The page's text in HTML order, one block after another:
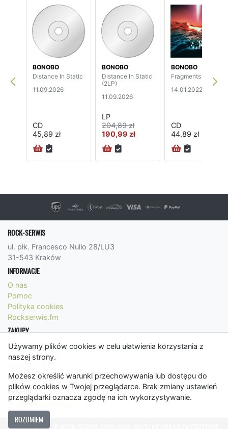
Używamy plików cookies w celu ułatwienia korzystania z
naszej strony.
Możesz określić warunki przechowywania lub dostępu do
plików cookies w Twojej przeglądarce. Brak zmiany ustawień
przeglądarki oznacza zgodę na ich wykorzystywanie.
ROZUMIEM
BONOBO
Distance In Static
11.09.2026
CD
45,89 zł
BONOBO
Distance In Static
(2LP)
11.09.2026
LP
204,89 zł
190,99 zł
BONOBO
Fragments
14.01.2022
CD
44,89 zł
ROCK-SERWIS
ul. płk. Francesco Nullo 28/LU3
31-543 Kraków
INFORMACJE
O nas
Pomoc
Polityka cookies
Rockserwis.fm
ZAKUPY
Formy płatności
Koszty wysyłki
Regulamin
KONTAKT
bok@rockserwis.pl